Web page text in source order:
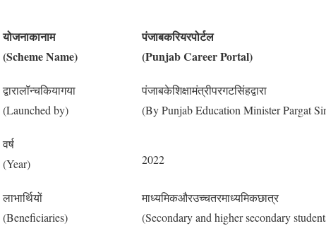
योजनाकानाम
(Scheme Name)
पंजाबकरियरपोर्टल
(Punjab Career Portal)
द्वारालॉन्चकियागया
(Launched by)
पंजाबकेशिक्षामंत्रीपरगटसिंहद्वारा
(By Punjab Education Minister Pargat
वर्ष
(Year)
2022
लाभार्थियों
(Beneficiaries)
माध्यमिकऔरउच्चतरमाध्यमिकछात्र
(Secondary and higher secondary